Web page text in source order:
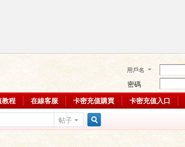
用戶名
密碼
教程 在線客服 卡密充值購買 卡密充值入口
帖子